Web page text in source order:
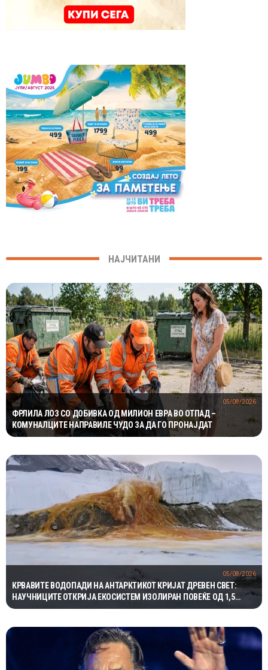
НАЈЧИТАНИ
ФРЛИЛА ЛОЗ СО ДОБИВКА ОД МИЛИОН ЕВРА ВО ОТПАД –
КОМУНАЛЦИТЕ НАПРАВИЛЕ ЧУДО ЗА ДА ГО ПРОНАЈДАТ
05/08/2026
КРВАВИТЕ ВОДОПАДИ НА АНТАРКТИКОТ КРИЈАТ ДРЕВЕН СВЕТ:
НАУЧНИЦИТЕ ОТКРИЈА ЕКОСИСТЕМ ИЗОЛИРАН ПОВЕЌЕ ОД 1,5
МИЛИОНИ ГОДИНИ
05/08/2026